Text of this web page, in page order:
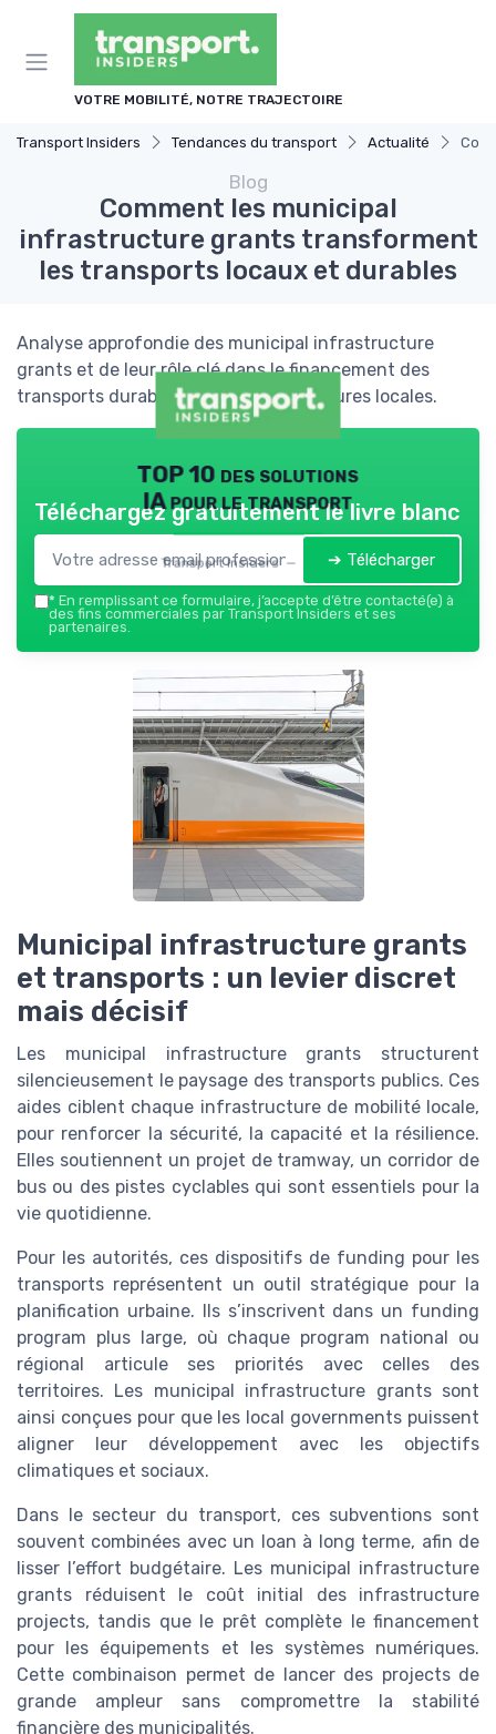
VOTRE MOBILITÉ, NOTRE TRAJECTOIRE
Transport Insiders Tendances du transport Actualité
Blog
Comment les municipal
infrastructure grants transforment
les transports locaux et durables
Analyse approfondie des municipal infrastructure
grants et de leur rôle clé dans le financement des
transports durables et des infrastructures locales.
TOP 10 des solutions
IA pour le transport
Transport Insiders — 2026
Téléchargez gratuitement le livre blanc
➔ Télécharger
* En remplissant ce formulaire, j’accepte d’être contacté(e) à
des fins commerciales par Transport Insiders et ses
partenaires.
Municipal infrastructure grants
et transports : un levier discret
mais décisif
Les municipal infrastructure grants structurent
silencieusement le paysage des transports publics. Ces
aides ciblent chaque infrastructure de mobilité locale,
pour renforcer la sécurité, la capacité et la résilience.
Elles soutiennent un projet de tramway, un corridor de
bus ou des pistes cyclables qui sont essentiels pour la
vie quotidienne.
Pour les autorités, ces dispositifs de funding pour les
transports représentent un outil stratégique pour la
planification urbaine. Ils s’inscrivent dans un funding
program plus large, où chaque program national ou
régional articule ses priorités avec celles des
territoires. Les municipal infrastructure grants sont
ainsi conçues pour que les local governments puissent
aligner leur développement avec les objectifs
climatiques et sociaux.
Dans le secteur du transport, ces subventions sont
souvent combinées avec un loan à long terme, afin de
lisser l’effort budgétaire. Les municipal infrastructure
grants réduisent le coût initial des infrastructure
projects, tandis que le prêt complète le financement
pour les équipements et les systèmes numériques.
Cette combinaison permet de lancer des projects de
grande ampleur sans compromettre la stabilité
financière des municipalités.
Panneau de gestion des cookies